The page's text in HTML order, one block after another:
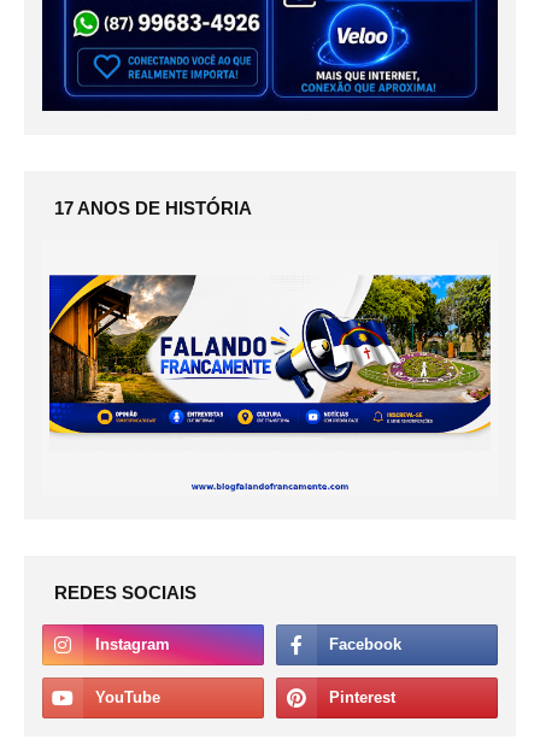
17 ANOS DE HISTÓRIA
REDES SOCIAIS